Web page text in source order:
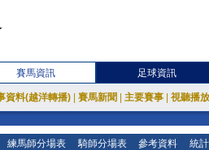
賽馬資訊 足球資訊
資料(越洋轉播) 賽馬新聞 主要賽事 視聽播
練馬師分場表 騎師分場表 參考資料 統